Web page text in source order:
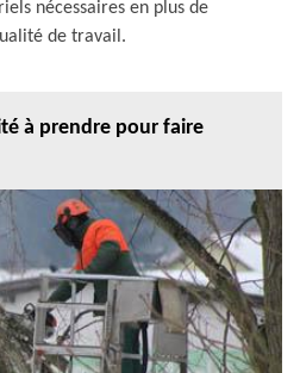
nécessaires en plus de
de travail.
à prendre pour faire